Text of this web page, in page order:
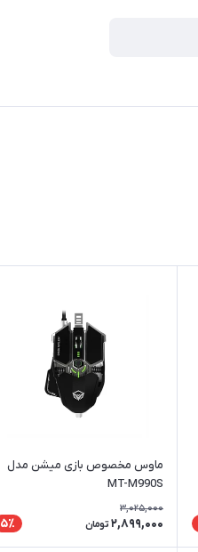
ماوس مخصوص بازی میشن مدل
MT-M990S
3,025,000
2,899,000 تومان 5٪